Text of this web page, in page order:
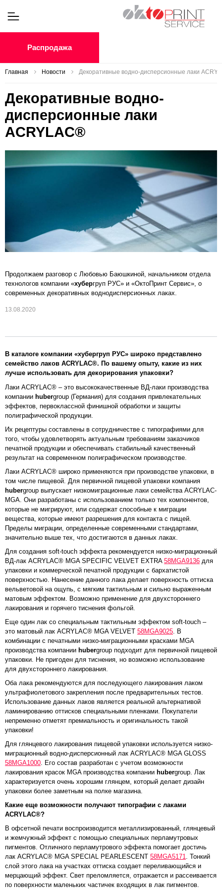
Распродажа
Главная Новости Декоративные водно-дисперсионные лаки
Декоративные водно-
дисперсионные лаки
ACRYLAC®
Продолжаем разговор с Любовью Баюшкиной, начальником отдела
технологов компании «хубергруп РУС» и «ОктоПринт Сервис», о
современных декоративных воднодисперсионных лаках.
13.08.2020
В каталоге компании «хубергруп РУС» широко представлено
семейство лаков ACRYLAC®. По вашему опыту, какие из них
лучше использовать для декорирования упаковки?
Лаки ACRYLAC® – это высококачественные ВД-лаки производства
компании hubergroup (Германия) для создания привлекательных
эффектов, первоклассной финишной обработки и защиты
полиграфической продукции.
Их рецептуры составлены в сотрудничестве с типографиями для
того, чтобы удовлетворять актуальным требованиям заказчиков
печатной продукции и обеспечивать стабильный качественный
результат на современном полиграфическом производстве.
Лаки ACRYLAC® широко применяются при производстве упаковки, в
том числе пищевой. Для первичной пищевой упаковки компания
hubergroup выпускает низкомиграционные лаки семейства ACRYLAC-
MGA. Они разработаны с использованием только тех компонентов,
которые не мигрируют, или содержат способные к миграции
вещества, которые имеют разрешения для контакта с пищей.
Пределы миграции, определенные современными стандартами,
значительно выше тех, что достигаются в данных лаках.
Для создания soft-touch эффекта рекомендуется низко-миграционный
ВД-лак ACRYLAC® MGA SPECIFIC VELVET EXTRA 58MGA9136 для
упаковки и коммерческой печатной продукции с бархатистой
поверхностью. Нанесение данного лака делает поверхность оттиска
вельветовой на ощупь, с мягким тактильным и сильно выраженным
матовым эффектом. Возможно применение для двухстороннего
лакирования и горячего тиснения фольгой.
Еще один лак со специальным тактильным эффектом soft-touch –
это матовый лак ACRYLAC® MGA VELVET 58MGA9025 . В
комбинации с печатными низко-миграционными красками MGA
производства компании hubergroup подходит для первичной пищевой
упаковки. Не пригоден для тиснения, но возможно использование
для двухстороннего лакирования.
Оба лака рекомендуются для последующего лакирования лаком
ультрафиолетового закрепления после предварительных тестов.
Использование данных лаков является реальной альтернативой
ламинированию оттисков специальными пленками. Покупатели
непременно отметят премиальность и оригинальность такой
упаковки!
Для глянцевого лакирования пищевой упаковки используется низко-
миграционный водно-дисперсионный лак ACRYLAC® MGA GLOSS
58MGA1000. Его состав разработан с учетом возможности
лакирования красок MGA производства компании hubergroup. Лак
характеризуется очень хорошим глянцем, который делает дизайн
упаковки более заметным на полке магазина.
Какие еще возможности получают типографии с лаками
ACRYLAC®?
В офсетной печати воспроизводится металлизированный, глянцевый
и жемчужный эффект с помощью специальных перламутровых
пигментов. Отличного перламутрового эффекта помогает достичь
лак ACRYLAC® MGA SPECIAL PEARLESCENT 58MGA5171. Тонкий
слой этого лака на участках оттиска создает переливающийся и
мерцающий эффект. Свет преломляется, отражается и рассеивается
по поверхности маленьких частичек входящих в лак пигментов.